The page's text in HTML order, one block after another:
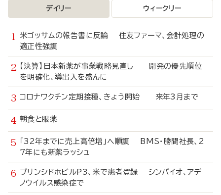
デイリー ウィークリー
米ゴッサムの報告書に反論 住友ファーマ、会計処理の
適正性強調
【決算】日本新薬が事業戦略見直し 開発の優先順位
を明確化、導出入を盛んに
コロナワクチン定期接種、きょう開始 来年3月まで
朝食と服薬
「32年までに売上高倍増」へ順調 BMS・勝間社長、2
7年にも新薬ラッシュ
ブリンシドホビルP3、米で患者登録 シンバイオ、アデ
ノウイルス感染症で